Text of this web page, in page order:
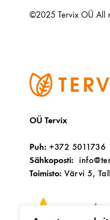
©2025 Tervix OÜ All
OÜ Tervix
Puh: +372 5011736
Sähkoposti:
Toimisto: Värvi 5,